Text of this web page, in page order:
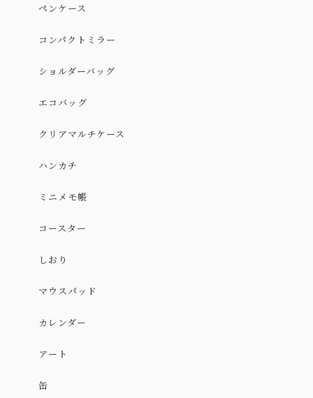
ペンケース
コンパクトミラー
ショルダーバッグ
エコバッグ
クリアマルチケース
ハンカチ
ミニメモ帳
コースター
しおり
マウスパッド
カレンダー
アート
缶